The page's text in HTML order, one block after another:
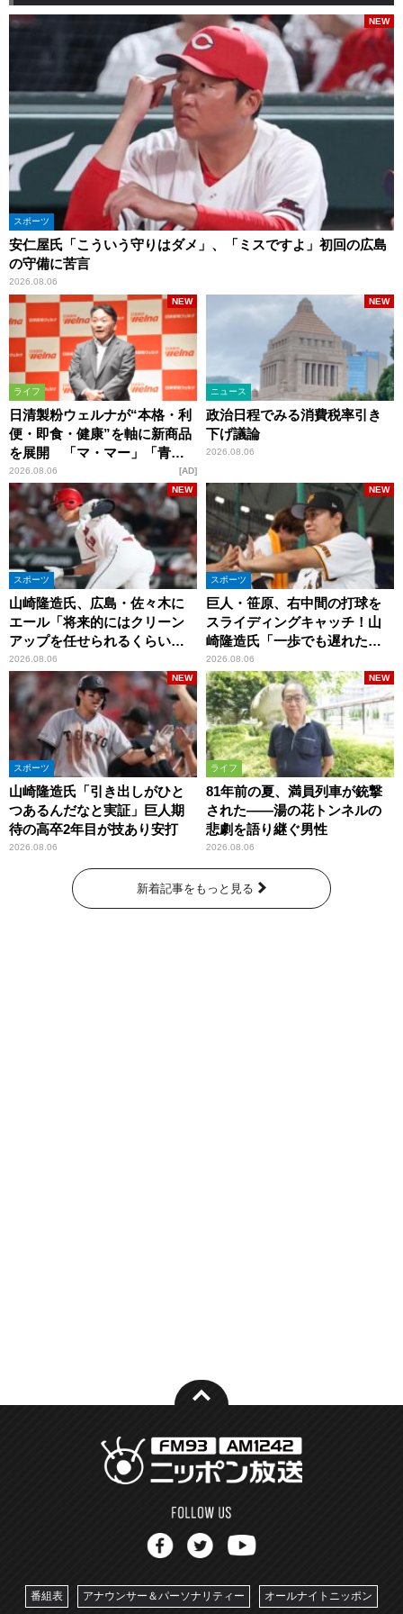
スポーツ
安仁屋氏「こういう守りはダメ」、「ミスですよ」初回の広島
の守備に苦言
2026.08.06
NEW
ライフ
日清製粉ウェルナが“本格・利
便・即食・健康”を軸に新商品
を展開 「マ・マー」「青の
洞窟」ブランドを強化
2026.08.06
NEW
AD
ニュース
政治日程でみる消費税率引き
下げ議論
2026.08.06
NEW
スポーツ
山崎隆造氏、広島・佐々木に
エール「将来的にはクリーン
アップを任せられるくらいま
では成長して」
2026.08.06
NEW
スポーツ
巨人・笹原、右中間の打球を
スライディングキャッチ！山
崎隆造氏「一歩でも遅れた
ら…」
2026.08.06
NEW
スポーツ
山崎隆造氏「引き出しがひと
つあるんだなと実証」巨人期
待の高卒2年目が技あり安打
2026.08.06
NEW
ライフ
81年前の夏、満員列車が銃撃
された――湯の花トンネルの
悲劇を語り継ぐ男性
2026.08.06
NEW
新着記事をもっと見る
番組表 アナウンサー＆パーソナリティー オールナイトニッポン